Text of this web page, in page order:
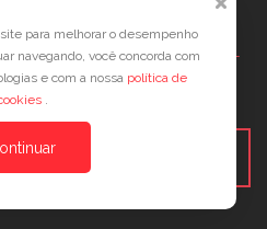
70JATIÚCA, MACEIÓ - AL
SALA 702
no Mapa
para melhorar o desempenho
navegando, você concorda com
e com a nossa política de
.